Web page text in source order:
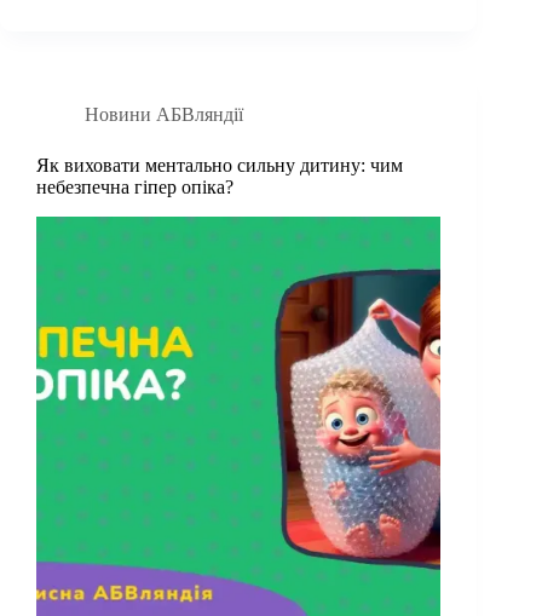
Новини АБВляндії
Як виховати ментально сильну дитину: чим
небезпечна гіпер опіка?